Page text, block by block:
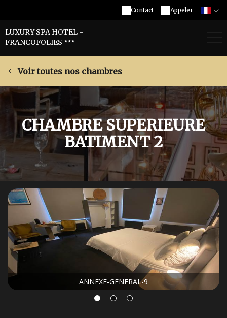
Appeler
Contact
LUXURY SPA HOTEL -
FRANCOFOLIES
Voir toutes nos chambres
CHAMBRE SUPERIEURE
BATIMENT 2
ANNEXE-GENERAL-9